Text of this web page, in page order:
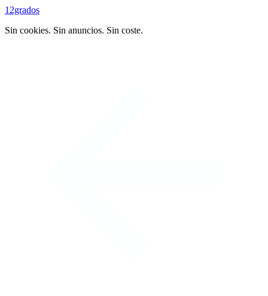
12grados
Sin cookies. Sin anuncios. Sin coste.